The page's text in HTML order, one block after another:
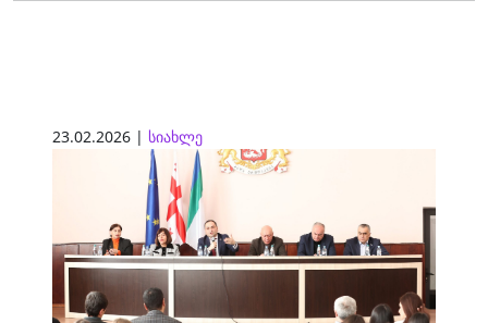
23.02.2026 | სიახლე